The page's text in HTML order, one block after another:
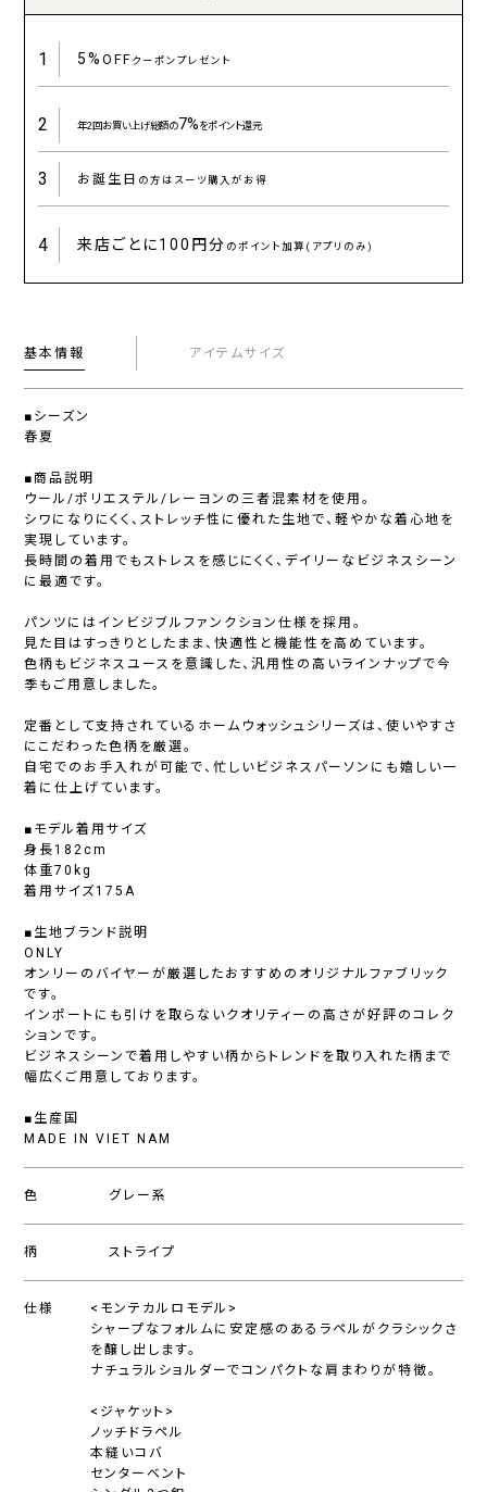
1 5%OFFクーポンプレゼント
2 年2回お買い上げ総額の7%をポイント還元
3 お誕生日 の方はスーツ購入がお得
4 来店ごとに100円分 のポイント加算(アプリのみ)
基本情報 アイテムサイズ
■シーズン
春夏
■商品説明
ウール/ポリエステル/レーヨンの三者混素材を使用。
シワになりにくく、ストレッチ性に優れた生地で、軽やかな着心地を
実現しています。
長時間の着用でもストレスを感じにくく、デイリーなビジネスシーン
に最適です。
パンツにはインビジブルファンクション仕様を採用。
見た目はすっきりとしたまま、快適性と機能性を高めています。
色柄もビジネスユースを意識した、汎用性の高いラインナップで今
季もご用意しました。
定番として支持されているホームウォッシュシリーズは、使いやすさ
にこだわった色柄を厳選。
自宅でのお手入れが可能で、忙しいビジネスパーソンにも嬉しい一
着に仕上げています。
■モデル着用サイズ
身長182cm
体重70kg
着用サイズ175A
■生地ブランド説明
ONLY
オンリーのバイヤーが厳選したおすすめのオリジナルファブリック
です。
インポートにも引けを取らないクオリティーの高さが好評のコレク
ションです。
ビジネスシーンで着用しやすい柄からトレンドを取り入れた柄まで
幅広くご用意しております。
■生産国
MADE IN VIET NAM
色 グレー系
柄 ストライプ
仕様
<モンテカルロモデル>
シャープなフォルムに安定感のあるラペルがクラシックさ
を醸し出します。
ナチュラルショルダーでコンパクトな肩まわりが特徴。
<ジャケット>
ノッチドラペル
本縫いコバ
センターベント